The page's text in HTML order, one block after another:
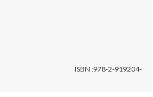
ISBN :978-2-919204-